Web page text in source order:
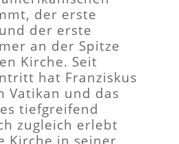
der erste
der erste
an der Spitze
Kirche. Seit
hat Franziskus
Vatikan und das
tiefgreifend
zugleich erlebt